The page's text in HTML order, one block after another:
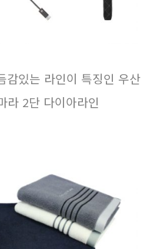
감있는 라인이 특징인 우산
라 2단 다이아라인